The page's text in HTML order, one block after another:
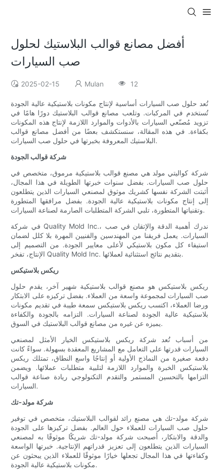
أفضل مصانع قوالب البلاستيك لحلول
صب السيارات
2025-02-15 Mulan 12
تُعد حلول صب السيارات أساسية لإنتاج مكونات بلاستيكية عالية الجودة
تُستخدم في المركبات. وتلعب مصانع قوالب البلاستيك دورًا هامًا في
تزويد مُصنّعي السيارات بالأدوات والموارد اللازمة لإنتاج هذه المكونات
بكفاءة. في هذه المقالة، سنستكشف بعضًا من أفضل مصانع قوالب
البلاستيك المعروفة بخبرتها في حلول صب السيارات.
شركة قوالب الجودة
شركة كواليتي مولد هي مصنع قوالب بلاستيكية مرموق، متخصص في
حلول صب السيارات. بفضل سنوات خبرتها الطويلة في هذا المجال،
أثبتت الشركة نفسها كشريك موثوق لمصنعي السيارات الذين يتطلعون
إلى إنتاج مكونات بلاستيكية عالية الجودة. بفضل مرافقها المتطورة
وتقنياتها المتطورة، تلبي الشركة المتطلبات الصارمة لصناعة السيارات.
في شركة Quality Mold Inc.، ندرك أهمية الدقة والإتقان في صب
السيارات. يعمل فريقنا من المهندسين والفنيين المهرة بلا كلل لضمان
استيفاء كل مكون بلاستيكي لأعلى معايير الجودة. من التصميم إلى
الإنتاج، تفخر Quality Mold Inc. بتقديم نتائج استثنائية لعملائها.
ريكس بلاستيكس
ريكس بلاستيكس هو مصنع قوالب بلاستيكية شهير آخر، يقدم حلول
صب السيارات لمجموعة واسعة من العملاء. بفضل تركيزه على الابتكار
ورضا العملاء، اكتسب ريكس بلاستيكس سمعة طيبة في تقديم مكونات
بلاستيكية عالية الجودة لصناعة السيارات. التزامه بالجودة والكفاءة
يميزه عن غيره من مصانع قوالب البلاستيك في السوق.
من أسباب تُعد شركة ريكس بلاستيكس الخيار الأمثل لمصنعي
السيارات قدرتها على التعامل مع المشاريع المعقدة بسهولة. سواءً كانت
دفعة صغيرة من النماذج الأولية أو إنتاجًا واسع النطاق، تمتلك ريكس
بلاستيكس الخبرة والموارد اللازمة لتلبية متطلبات عملائها. ويضمن
التزامها بالتحسين المستمر والتقدم التكنولوجي ريادة صناعة قوالب
السيارات.
شركة مولد-تك
شركة مولد-تك هي مصنع رائد لقوالب البلاستيك، متخصص في توفير
حلول صب السيارات للعملاء حول العالم. بفضل تركيزها على الجودة
والدقة والابتكار، أصبحت شركة مولد-تك شريكًا موثوقًا به لمصنعي
السيارات الذين يتطلعون إلى تعزيز قدراتهم الإنتاجية. خبرتها الواسعة
وكفاءتها في هذا المجال تجعلها خيارًا موثوقًا للعملاء الذين يبحثون عن
مكونات بلاستيكية عالية الجودة.